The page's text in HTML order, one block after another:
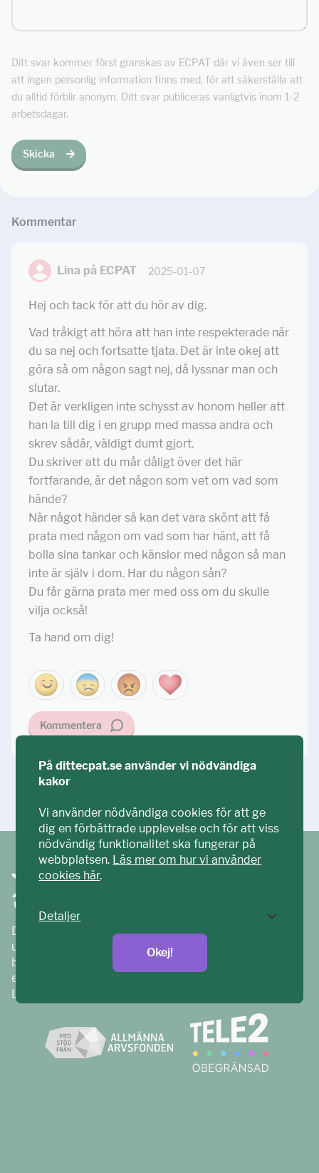
Ditt svar kommer först granskas av ECPAT där vi även ser till
att ingen personlig information finns med, för att säkerställa att
du alltid förblir anonym. Ditt svar publiceras vanligtvis inom 1-2
arbetsdagar.
Skicka
Kommentar
Lina på ECPAT 2025-01-07
Hej och tack för att du hör av dig.
Vad tråkigt att höra att han inte respekterade när
du sa nej och fortsatte tjata. Det är inte okej att
göra så om någon sagt nej, då lyssnar man och
slutar.
Det är verkligen inte schysst av honom heller att
han la till dig i en grupp med massa andra och
skrev sådär, väldigt dumt gjort.
Du skriver att du mår dåligt över det här
fortfarande, är det någon som vet om vad som
hände?
När något händer så kan det vara skönt att få
prata med någon om vad som har hänt, att få
bolla sina tankar och känslor med någon så man
inte är själv i dom. Har du någon sån?
Du får gärna prata mer med oss om du skulle
vilja också!
Ta hand om dig!
Kommentera
Ditt ECPAT har tagits fram tillsammans med barn och
unga. Vi är en del av ECPAT Sverige – en
barnrättsorganisation som arbetar mot sexuell
exploatering av barn.
Läs mer på
På dittecpat.se använder vi nödvändiga
kakor
Vi använder nödvändiga cookies för att ge
dig en förbättrade upplevelse och för att viss
nödvändig funktionalitet ska fungerar på
webbplatsen. Läs mer om hur vi använder
cookies här.
Detaljer
Okej!